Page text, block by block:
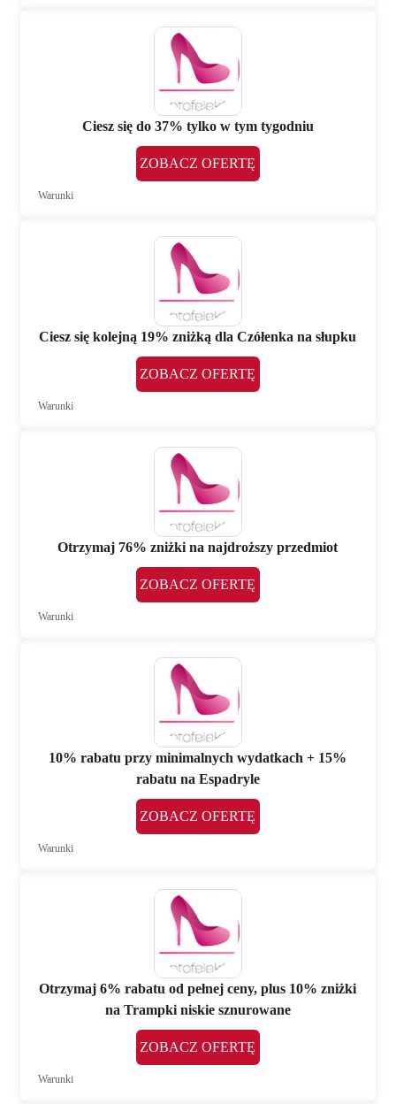
Ciesz się do 37% tylko w tym tygodniu
ZOBACZ OFERTĘ
Warunki
Ciesz się kolejną 19% zniżką dla Czółenka na słupku
ZOBACZ OFERTĘ
Warunki
Otrzymaj 76% zniżki na najdroższy przedmiot
ZOBACZ OFERTĘ
Warunki
10% rabatu przy minimalnych wydatkach + 15%
rabatu na Espadryle
ZOBACZ OFERTĘ
Warunki
Otrzymaj 6% rabatu od pełnej ceny, plus 10% zniżki
na Trampki niskie sznurowane
ZOBACZ OFERTĘ
Warunki